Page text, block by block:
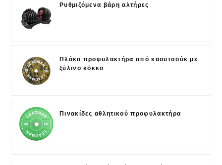
Ρυθμιζόμενα βάρη αλτήρες
Πλάκα προφυλακτήρα από καουτσούκ με
ξύλινο κόκκο
Πινακίδες αθλητικού προφυλακτήρα